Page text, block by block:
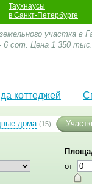
Таухнаусы
в Санкт-Петербурге
участка в
6 сот. Цена 1 350
коттеджей
дома (15)
от